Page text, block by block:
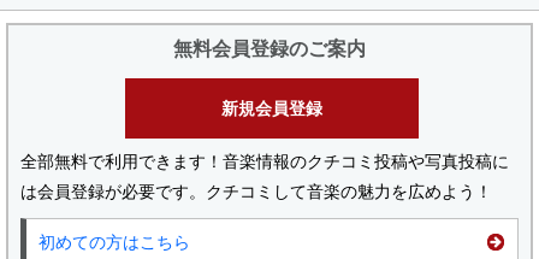
無料会員登録のご案内
新規会員登録
全部無料で利用できます！音楽情報のクチコミ投稿や写真投稿に
は会員登録が必要です。クチコミして音楽の魅力を広めよう！
初めての方はこちら